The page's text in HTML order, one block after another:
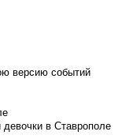
версию событий
в Ставрополе